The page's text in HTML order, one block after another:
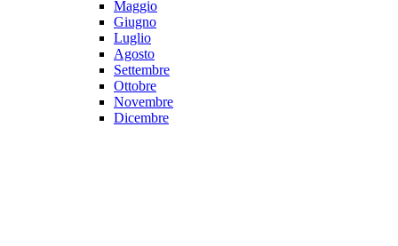
Maggio
Giugno
Luglio
Agosto
Settembre
Ottobre
Novembre
Dicembre